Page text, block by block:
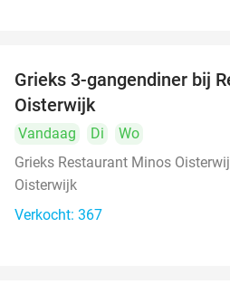
Grieks 3-gangendiner bij
Oisterwijk
Vandaag Di
Wo
Grieks Restaurant Minos
Oisterwijk
Verkocht: 367